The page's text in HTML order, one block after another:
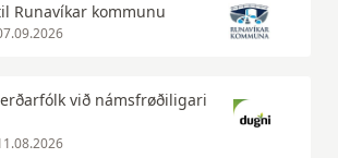
Runavíkar kommunu
við námsfrøðiligari